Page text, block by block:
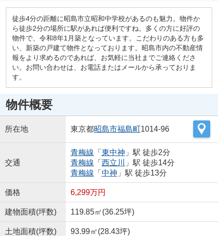
徒歩4分の距離に昭島市立昭和中学校があるのも魅力。物件か
ら徒歩2分の場所に駅があれば便利ですね。多くの方に好評の
物件で、令和8年1月築となっています。こだわりのある方も多
い、新築の戸建て物件となっております。昭島市内の不動産情
報をより求めるのであれば、お気軽に当社までご連絡くださ
い。お問い合わせは、お電話またはメールから承っておりま
す。
物件概要
所在地 東京都昭島市福島町1014-96
交通
青梅線 「 東中神 」駅 徒歩2分
青梅線 「 西立川
」駅 徒歩14分
青梅線 「 中神 」駅 徒歩13分
価格 6,299万円
建物面積(坪数) 119.85㎡(36.25坪)
土地面積(坪数) 93.99㎡(28.43坪)